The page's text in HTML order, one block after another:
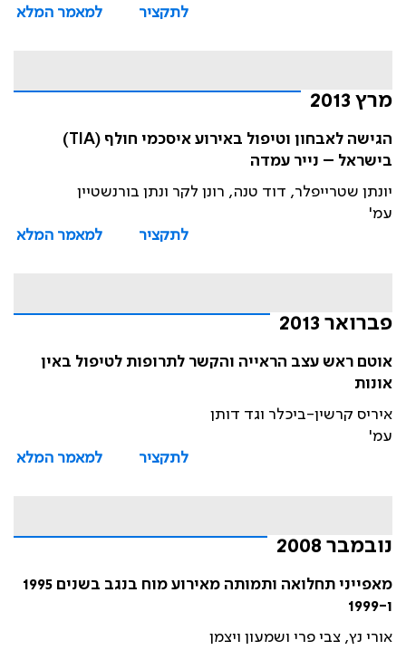
לתקציר
למאמר המלא
מרץ 2013
הגישה לאבחון וטיפול באירוע איסכמי חולף (TIA)
בישראל – נייר עמדה
יונתן שטרייפלר, דוד טנה, רונן לקר ונתן בורנשטיין
עמ'
לתקציר
למאמר המלא
פברואר 2013
אוטם ראש עצב הראייה והקשר לתרופות לטיפול באין
אונות
איריס קרשין-ביכלר וגד דותן
עמ'
לתקציר
למאמר המלא
נובמבר 2008
מאפייני תחלואה ותמותה מאירוע מוח בנגב בשנים 1995
ו-1999
אורי נץ, צבי פרי ושמעון ויצמן